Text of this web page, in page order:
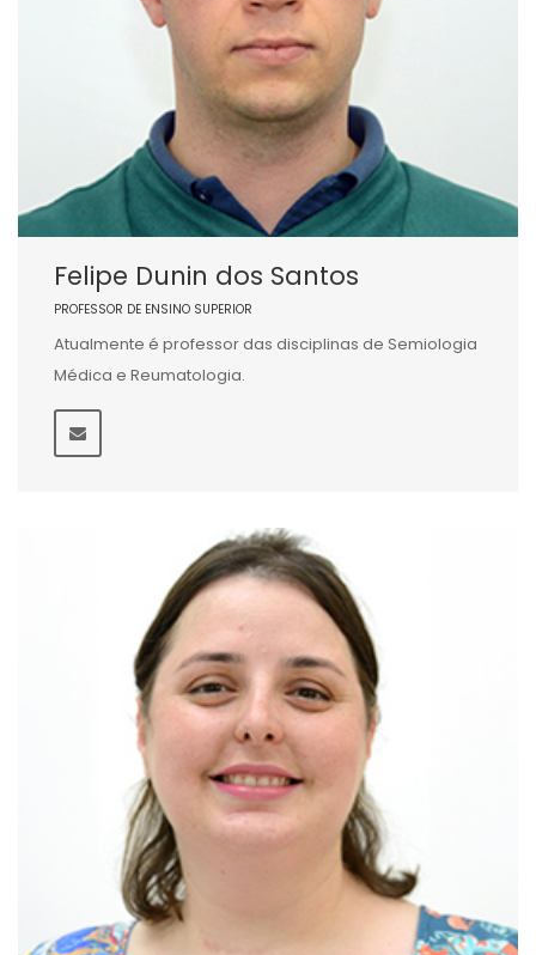
Felipe Dunin dos Santos
PROFESSOR DE ENSINO SUPERIOR
Atualmente é professor das disciplinas de Semiologia
Médica e Reumatologia.